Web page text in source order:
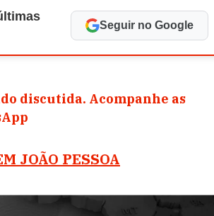
Seguir no Google
discutida. Acompanhe as
JOÃO PESSOA